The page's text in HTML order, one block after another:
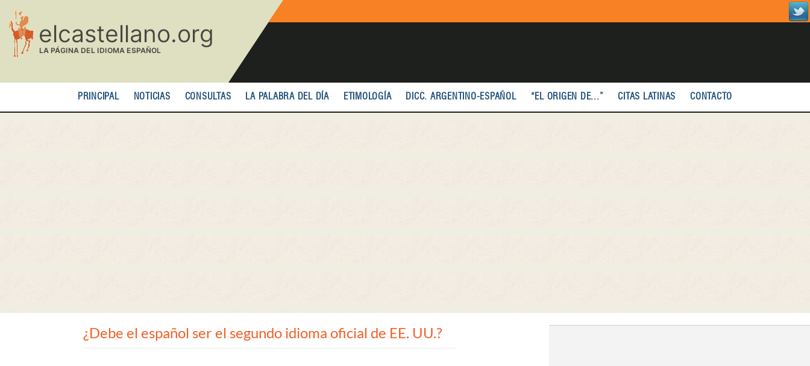
contenido
principal
PRINCIPAL NOTICIAS CONSULTAS LA PALABRA DEL DÍA ETIMOLOGÍA DICC. ARGENTINO-ESPAÑOL “EL ORIGEN DE...” CITAS LATINAS CONTACTO
¿Debe el español ser el segundo idioma oficial de EE. UU.?